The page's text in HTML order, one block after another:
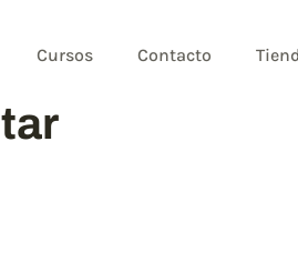
Cursos Contacto